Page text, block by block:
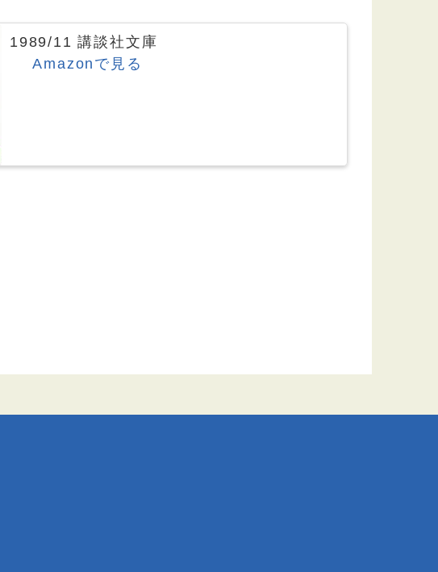
1989/11 講談社文庫
Amazonで見る